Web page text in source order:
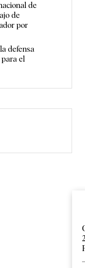
de
de
por
defensa
el